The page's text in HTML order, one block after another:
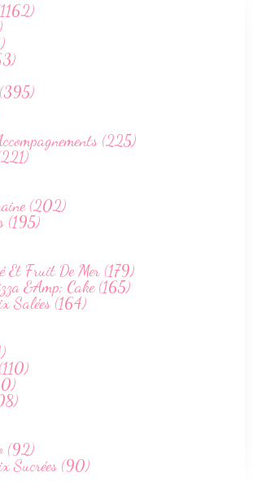
(395)
(225)
(202)
(195)
Et Fruit De Mer (179)
&Amp; Cake (165)
Salées (164)
(92)
Sucrées (90)